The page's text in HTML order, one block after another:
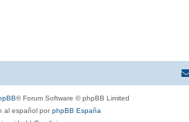
® Forum Software © phpBB Limited
al español porphpBB España